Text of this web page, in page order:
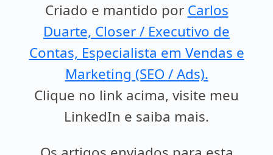
Criado e mantido por Carlos
Duarte, Closer / Executivo de
Contas, Especialista em Vendas e
Marketing (SEO / Ads).
Clique no link acima, visite meu
LinkedIn e saiba mais.